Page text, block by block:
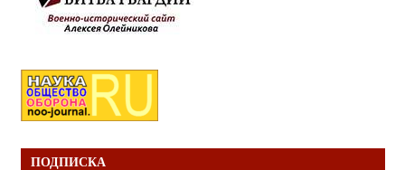
ПОДПИСКА